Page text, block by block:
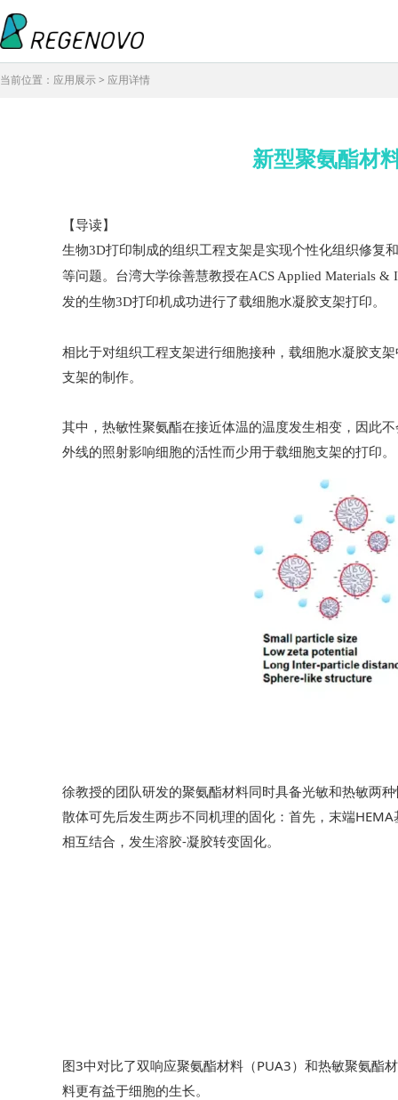
当前位置：应用展示 > 应用详情
新型聚氨酯材
【导读】
生物3D打印制成的组织工程支架是实现个性化组织修复
等问题。台湾大学徐善慧教授在ACS Applied Materials
发的生物3D打印机成功进行了载细胞水凝胶支架打印。
相比于对组织工程支架进行细胞接种，载细胞水凝胶支
支架的制作。
其中，热敏性聚氨酯在接近体温的温度发生相变，因此
外线的照射影响细胞的活性而少用于载细胞支架的打印。
徐教授的团队研发的聚氨酯材料同时具备光敏和热敏两
散体可先后发生两步不同机理的固化：首先，末端
相互结合，发生溶胶-凝胶转变固化。
图3中对比了双响应聚氨酯材料（PUA3）和热敏聚氨酯
料更有益于细胞的生长。